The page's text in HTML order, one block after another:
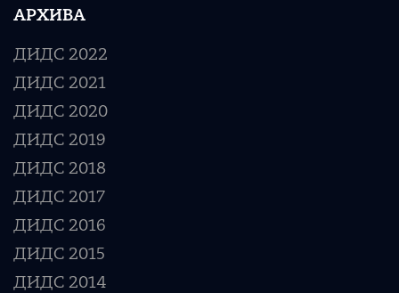
АРХИВА
ДИДС 2022
ДИДС 2021
ДИДС 2020
ДИДС 2019
ДИДС 2018
ДИДС 2017
ДИДС 2016
ДИДС 2015
ДИДС 2014